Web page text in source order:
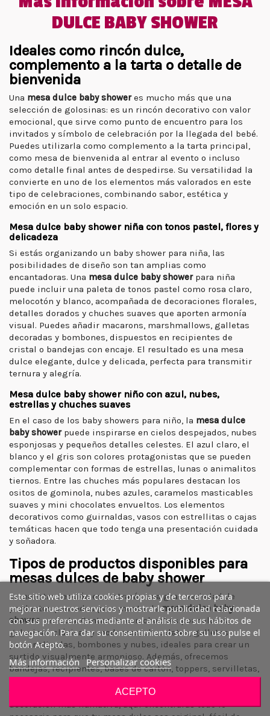
DULCE BABY SHOWER
Ideales como rincón dulce,
complemento a la tarta o detalle de
bienvenida
Una mesa dulce baby showeres mucho más que una
selección de golosinas: es un rincón decorativo con valor
emocional, que sirve como punto de encuentro para los
invitados y símbolo de celebración por la llegada del bebé.
Puedes utilizarla como complemento a la tarta principal,
como mesa de bienvenida al entrar al evento o incluso
como detalle final antes de despedirse. Su versatilidad la
convierte en uno de los elementos más valorados en este
tipo de celebraciones, combinando sabor, estética y
emoción en un solo espacio.
Mesa dulce baby shower niña con tonos pastel, flores y
delicadeza
Si estás organizando un baby shower para niña, las
posibilidades de diseño son tan amplias como
encantadoras. Una mesa dulce baby showerpara niña
puede incluir una paleta de tonos pastel como rosa claro,
melocotón y blanco, acompañada de decoraciones florales,
detalles dorados y chuches suaves que aporten armonía
visual. Puedes añadir macarons, marshmallows, galletas
decoradas y bombones, dispuestos en recipientes de
cristal o bandejas con encaje. El resultado es una mesa
dulce elegante, dulce y delicada, perfecta para transmitir
ternura y alegría.
Mesa dulce baby shower niño con azul, nubes,
estrellas y chuches suaves
En el caso de los baby showers para niño, la mesa dulce
baby showerpuede inspirarse en cielos despejados, nubes
esponjosas y pequeños detalles celestes. El azul claro, el
blanco y el gris son colores protagonistas que se pueden
complementar con formas de estrellas, lunas o animalitos
tiernos. Entre las chuches más populares destacan los
ositos de gominola, nubes azules, caramelos masticables
suaves y mini chocolates envueltos. Los elementos
decorativos como guirnaldas, vasos con estrellitas o cajas
temáticas hacen que todo tenga una presentación cuidada
y soñadora.
Tipos de productos disponibles para
mesas dulces de baby shower
En nuestra sección encontrarás una gran variedad de
productos pensados para montar lamesa dulce baby
showerperfecta. Contamos con chuches por colores,
golosinas clásicas y modernas, chocolates, galletas
personalizadas, bombones y nubes, ideales para crear un
surtido visualmente armonioso. Además, ofrecemos
bandejas, recipientes, bases de cartón, toppers, servilletas,
Tanto si buscas una propuesta minimalista como una
decoración más llamativa, aquí encontrarás todo lo
Este sitio web utiliza cookies propias y de terceros para
mejorar nuestros servicios y mostrarle publicidad relacionada
con sus preferencias mediante el análisis de sus hábitos de
navegación. Para dar su consentimiento sobre su uso pulse el
botón Acepto.
Más información Personalizar cookies
ACEPTO